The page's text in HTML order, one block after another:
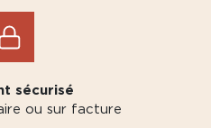
sécurisé
ou sur facture